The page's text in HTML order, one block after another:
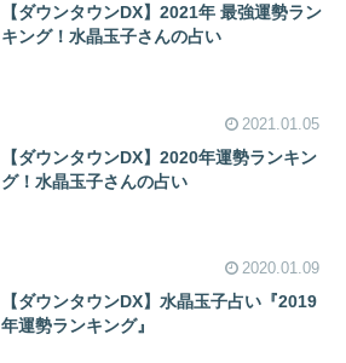
【ダウンタウンDX】2021年 最強運勢ラン
キング！水晶玉子さんの占い
2021.01.05
【ダウンタウンDX】2020年運勢ランキン
グ！水晶玉子さんの占い
2020.01.09
【ダウンタウンDX】水晶玉子占い『2019
年運勢ランキング』